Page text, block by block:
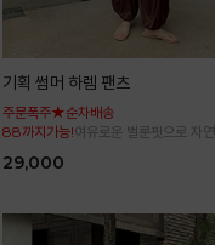
기획 썸머 하렘 팬츠
주문폭주★순차배송
88까지가능!여유로운 벌룬핏으로 자연스러운 체
29,000